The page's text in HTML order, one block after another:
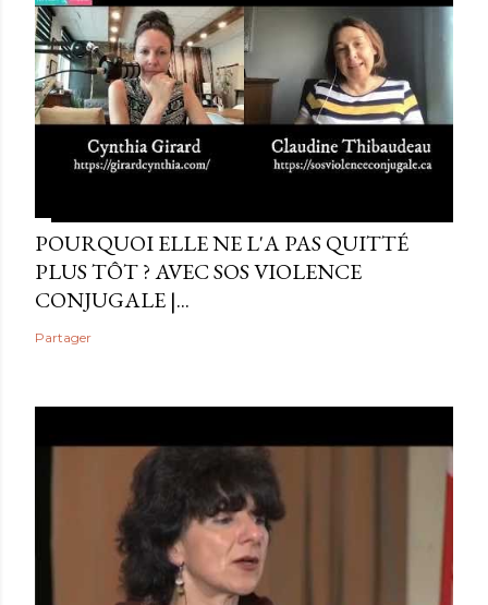
POURQUOI ELLE NE L'A PAS QUITTÉ
PLUS TÔT ? AVEC SOS VIOLENCE
CONJUGALE |...
Partager